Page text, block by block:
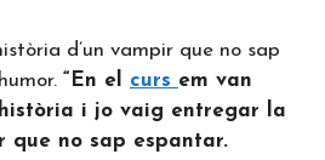
d’un vampir que no sap
“En el curs em van
i jo vaig entregar la
que no sap espantar.